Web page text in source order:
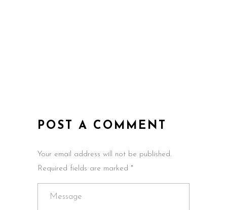
POST A COMMENT
Your email address will not be published.
Required fields are marked *